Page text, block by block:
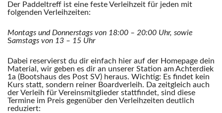
Der Paddeltreff ist eine feste Verleihzeit für jeden mit
folgenden Verleihzeiten:
Montags und Donnerstags von 18:00 – 20:00 Uhr, sowie
Samstags von 13 – 15 Uhr
Dabei reservierst du dir einfach hier auf der Homepage dein
Material, wir geben es dir an unserer Station am Achterdiek
1a (Bootshaus des Post SV) heraus. Wichtig: Es findet kein
Kurs statt, sondern reiner Boardverleih. Da zeitgleich auch
der Verleih für Vereinsmitglieder stattfindet, sind diese
Termine im Preis gegenüber den Verleihzeiten deutlich
reduziert: